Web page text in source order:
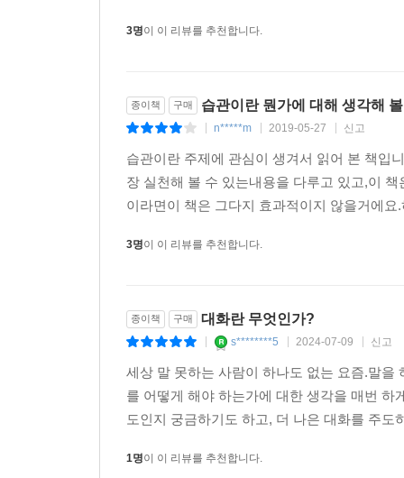
3명이 이 리뷰를 추천합니다.
종이책 구매 습관이란 뭔가에 대해 생각해
n*****m 2019-05-27 신고
습관이란 주제에 관심이 생겨서 읽어 본 책입
장 실천해 볼 수 있는내용을 다루고 있고,이
이라면이 책은 그다지 효과적이지 않을거에
3명이 이 리뷰를 추천합니다.
종이책 구매 대화란 무엇인가?
s********5 2024-07-09 신고
세상 말 못하는 사람이 하나도 없는 요즘.말을
를 어떻게 해야 하는가에 대한 생각을 매번
도인지 궁금하기도 하고, 더 나은 대화를 주
1명이 이 리뷰를 추천합니다.